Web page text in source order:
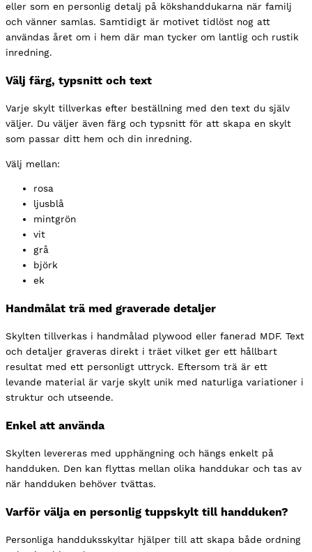
eller som en personlig detalj på kökshanddukarna när familj
och vänner samlas. Samtidigt är motivet tidlöst nog att
användas året om i hem där man tycker om lantlig och rustik
inredning.
Välj färg, typsnitt och text
Varje skylt tillverkas efter beställning med den text du själv
väljer. Du väljer även färg och typsnitt för att skapa en skylt
som passar ditt hem och din inredning.
Välj mellan:
rosa
ljusblå
mintgrön
vit
grå
björk
ek
Handmålat trä med graverade detaljer
Skylten tillverkas i handmålad plywood eller fanerad MDF. Text
och detaljer graveras direkt i träet vilket ger ett hållbart
resultat med ett personligt uttryck. Eftersom trä är ett
levande material är varje skylt unik med naturliga variationer i
struktur och utseende.
Enkel att använda
Skylten levereras med upphängning och hängs enkelt på
handduken. Den kan flyttas mellan olika handdukar och tas av
när handduken behöver tvättas.
Varför välja en personlig tuppskylt till handduken?
Personliga handduksskyltar hjälper till att skapa både ordning